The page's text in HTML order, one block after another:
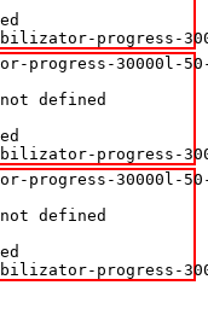
progress-
30000l-50-
defined
progress-
30000l-50-
defined
progress-